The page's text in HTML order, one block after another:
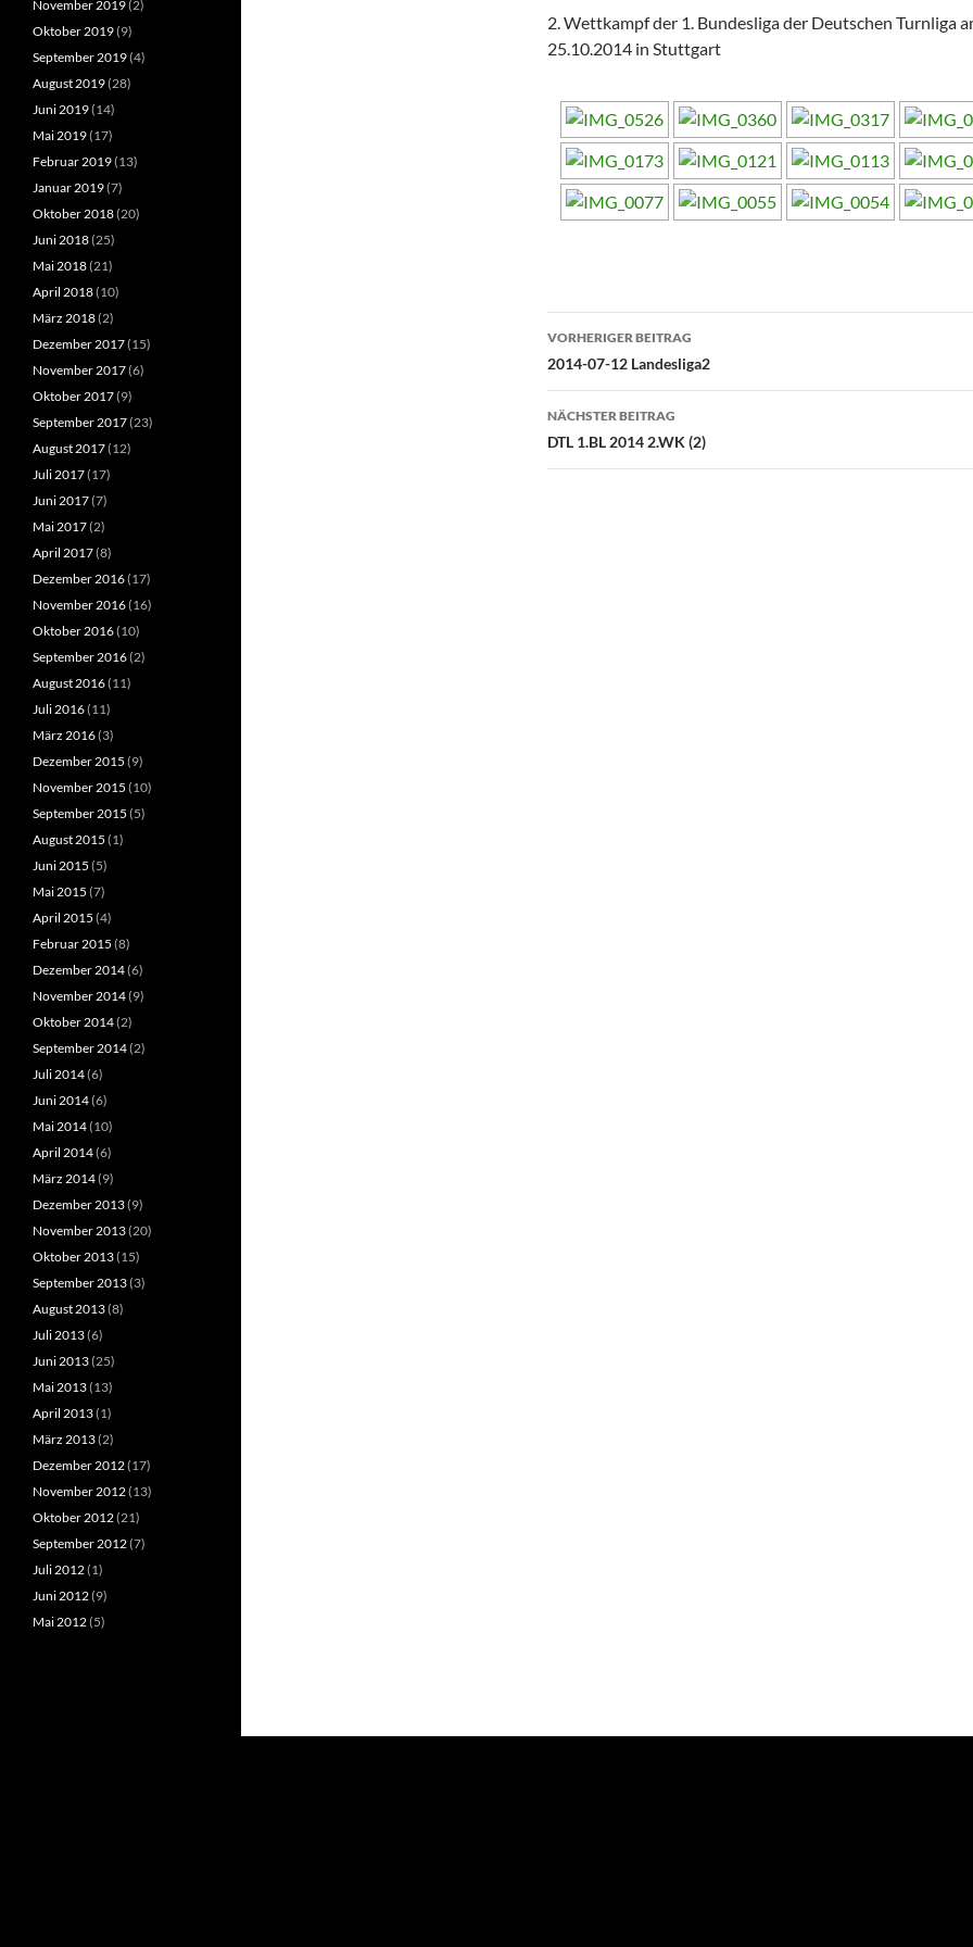
2. Wettkampf der 1. Bundesliga der Deutschen Turnliga
25.10.2014 in Stuttgart
Beitragsnavigation
VORHERIGER BEITRAG
2014-07-12 Landesliga2
NÄCHSTER BEITRAG
DTL 1.BL 2014 2.WK (2)
November 2019(2)
Oktober 2019(9)
September 2019(4)
August 2019(28)
Juni 2019(14)
Mai 2019(17)
Februar 2019(13)
Januar 2019(7)
Oktober 2018(20)
Juni 2018(25)
Mai 2018(21)
April 2018(10)
März 2018(2)
Dezember 2017(15)
November 2017(6)
Oktober 2017(9)
September 2017(23)
August 2017(12)
Juli 2017(17)
Juni 2017(7)
Mai 2017(2)
April 2017(8)
Dezember 2016(17)
November 2016(16)
Oktober 2016(10)
September 2016(2)
August 2016(11)
Juli 2016(11)
März 2016(3)
Dezember 2015 (9)
November 2015 (10)
September 2015 (5)
August 2015 (1)
Juni 2015 (5)
Mai 2015 (7)
April 2015 (4)
Februar 2015 (8)
Dezember 2014(6)
November 2014(9)
Oktober 2014(2)
September 2014(2)
Juli 2014(6)
Juni 2014(6)
Mai 2014(10)
April 2014(6)
März 2014(9)
Dezember 2013(9)
November 2013(20)
Oktober 2013(15)
September 2013(3)
August 2013(8)
Juli 2013(6)
Juni 2013(25)
Mai 2013(13)
April 2013(1)
März 2013(2)
Dezember 2012(17)
November 2012(13)
Oktober 2012(21)
September 2012(7)
Juli 2012(1)
Juni 2012(9)
Mai 2012(5)